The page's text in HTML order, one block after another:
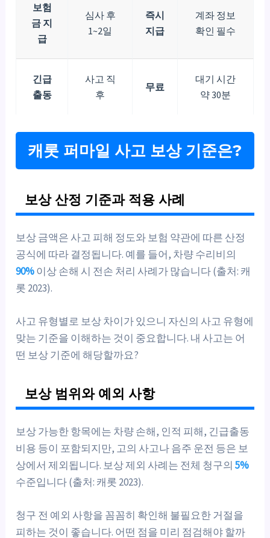
보험
금 지
급
심사 후
1~2일
즉시
지급
계좌 정보
확인 필수
긴급
출동
사고 직
후
무료
대기 시간
약 30분
캐롯 퍼마일 사고 보상 기준은?
보상 산정 기준과 적용 사례
보상 금액은 사고 피해 정도와 보험 약관에 따른 산정
공식에 따라 결정됩니다. 예를 들어, 차량 수리비의
90%이상 손해 시 전손 처리 사례가 많습니다 (출처: 캐
롯 2023).
사고 유형별로 보상 차이가 있으니 자신의 사고 유형에
맞는 기준을 이해하는 것이 중요합니다. 내 사고는 어
떤 보상 기준에 해당할까요?
보상 범위와 예외 사항
보상 가능한 항목에는 차량 손해, 인적 피해, 긴급출동
비용 등이 포함되지만, 고의 사고나 음주 운전 등은 보
상에서 제외됩니다. 보상 제외 사례는 전체 청구의5%
수준입니다 (출처: 캐롯 2023).
청구 전 예외 사항을 꼼꼼히 확인해 불필요한 거절을
피하는 것이 좋습니다. 어떤 점을 미리 점검해야 할까